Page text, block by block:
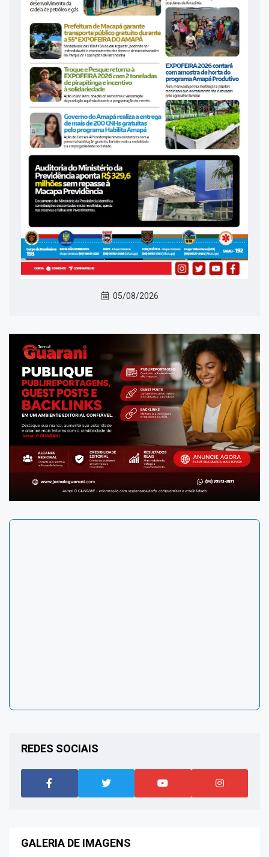
05/08/2026
REDES SOCIAIS
GALERIA DE IMAGENS